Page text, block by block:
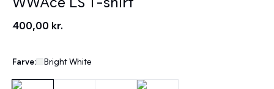
400,00 kr.
Farve: Bright White